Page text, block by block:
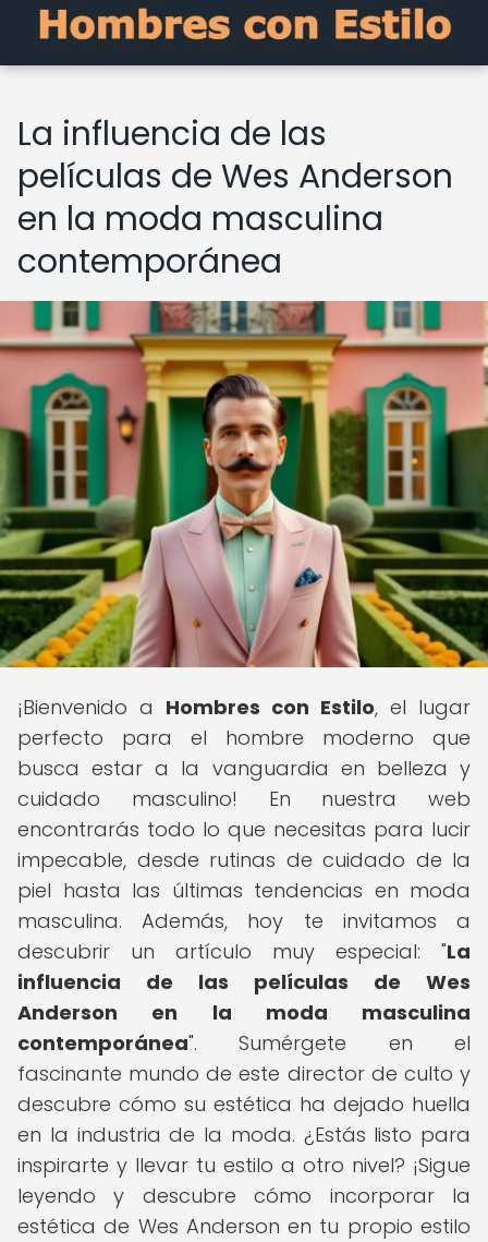
La influencia de las
películas de Wes Anderson
en la moda masculina
contemporánea
¡Bienvenido a Hombres con Estilo, el lugar
perfecto para el hombre moderno que
busca estar a la vanguardia en belleza y
cuidado masculino! En nuestra web
encontrarás todo lo que necesitas para lucir
impecable, desde rutinas de cuidado de la
piel hasta las últimas tendencias en moda
masculina. Además, hoy te invitamos a
descubrir un artículo muy especial: "La
influencia de las películas de Wes
Anderson en la moda masculina
contemporánea". Sumérgete en el
fascinante mundo de este director de culto y
descubre cómo su estética ha dejado huella
en la industria de la moda. ¿Estás listo para
inspirarte y llevar tu estilo a otro nivel? ¡Sigue
leyendo y descubre cómo incorporar la
estética de Wes Anderson en tu propio estilo